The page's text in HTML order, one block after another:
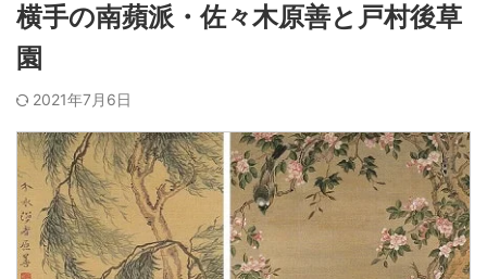
横手の南蘋派・佐々木原善と戸村後草
園
2021年7月6日